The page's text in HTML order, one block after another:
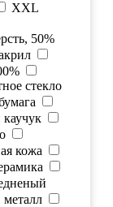
XXL
50%
стекло
кожа
металл